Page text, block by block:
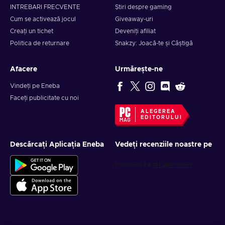
INTREBARI FRECVENTE
Cum se activează jocul
Creați un tichet
Politica de returnare
Știri despre gaming
Giveaway-uri
Deveniți afiliat
Snakzy: Joacă-te și Câștigă
Afacere
Vindeți pe Eneba
Faceți publicitate cu noi
Urmărește-ne
ALEGEREA
EDITORULUI
Descărcați Aplicația Eneba Vedeți recenziile noastre pe